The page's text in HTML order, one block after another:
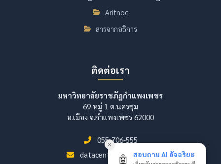
Aritnoc
สารจากอธิการ
ติดต่อเรา
มหาวิทยาลัยราชภัฏกำแพงเพชร
69 หมู่ 1 ต.นครชุม
อ.เมือง จ.กำแพงเพชร 62000
055-706-555
datacenter@kpru.ac.th
✕
🤖 สอบถาม AI อัจฉริยะ